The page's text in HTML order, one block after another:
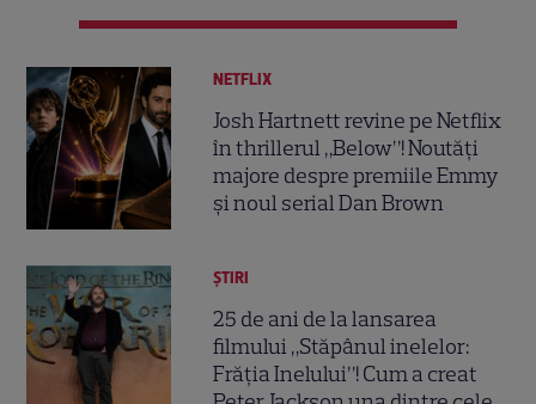
NETFLIX
Josh Hartnett revine pe Netflix
în thrillerul „Below”! Noutăți
majore despre premiile Emmy
și noul serial Dan Brown
ȘTIRI
25 de ani de la lansarea
filmului „Stăpânul inelelor:
Frăția Inelului”! Cum a creat